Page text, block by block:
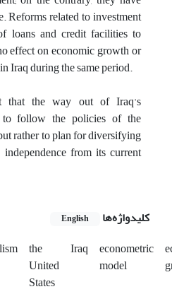
Reforms related to investment
loans and credit facilities to
effect on economic growth or
Iraq during the same period.
that the way out of Iraq's
follow the policies of the
rather to plan for diversifying
from its current
کلیدواژه‌ها English
the
United
States
Iraq econometric
model